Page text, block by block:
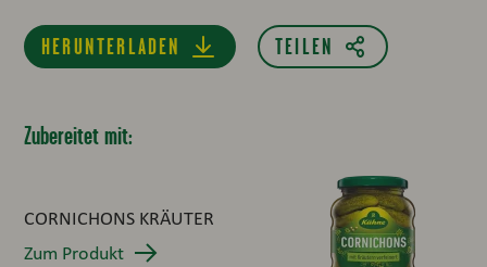
HERUNTERLADEN
Zubereitet mit:
CORNICHONS KRÄUTER
Zum Produkt